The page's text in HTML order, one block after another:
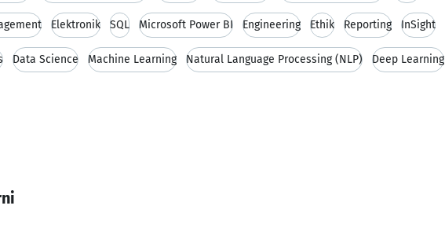
Elektronik SQL Microsoft Power BI Engineering Ethik Reporting InSight
Data Science Machine Learning Natural Language Processing (NLP) Deep Learning